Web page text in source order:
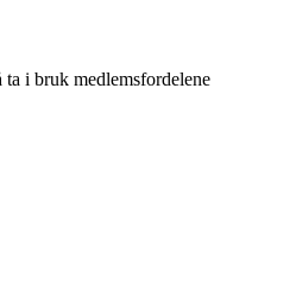
ta i bruk medlemsfordelene